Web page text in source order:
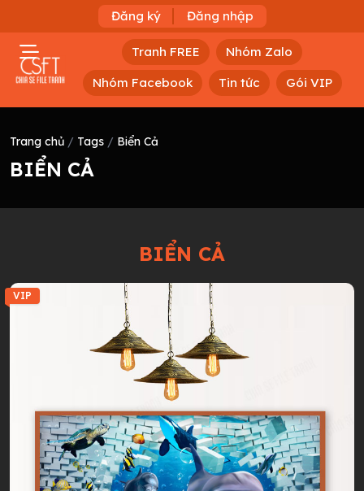
Đăng ký Đăng nhập
Tranh FREE
Nhóm Zalo
Nhóm Facebook
Tin tức Gói VIP
Trang chủ / Tags / Biển Cả
BIỂN CẢ
BIỂN CẢ
VIP